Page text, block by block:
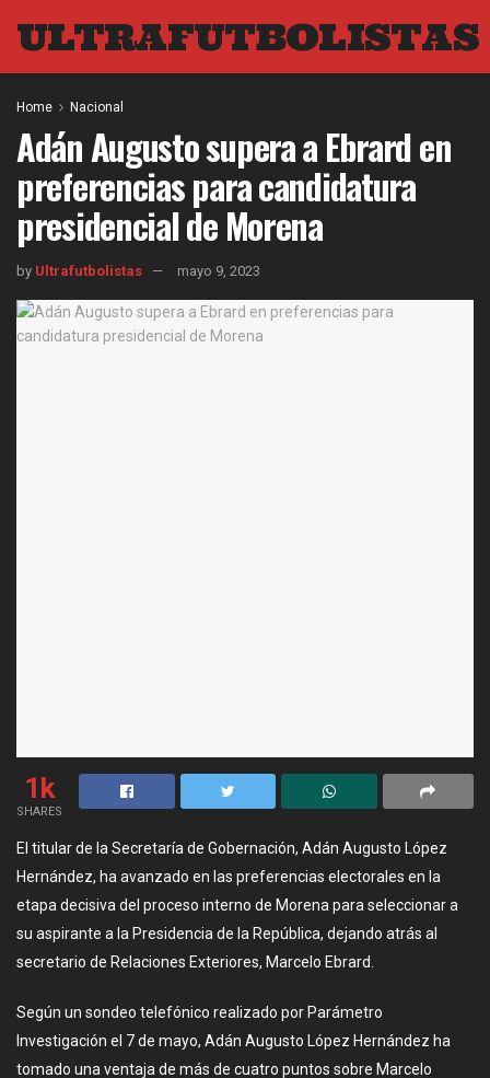
ULTRAFUTBOLISTAS
Home Nacional
Adán Augusto supera a Ebrard en
preferencias para candidatura
presidencial de Morena
by Ultrafutbolistas mayo 9, 2023
1k
SHARES
El titular de la Secretaría de Gobernación, Adán Augusto López
Hernández, ha avanzado en las preferencias electorales en la
etapa decisiva del proceso interno de Morena para seleccionar a
su aspirante a la Presidencia de la República, dejando atrás al
secretario de Relaciones Exteriores, Marcelo Ebrard.
Según un sondeo telefónico realizado por Parámetro
Investigación el 7 de mayo, Adán Augusto López Hernández ha
tomado una ventaja de más de cuatro puntos sobre Marcelo